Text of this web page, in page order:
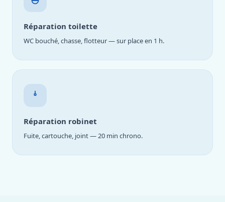
Réparation toilette
WC bouché, chasse, flotteur — sur place en 1 h.
Réparation robinet
Fuite, cartouche, joint — 20 min chrono.